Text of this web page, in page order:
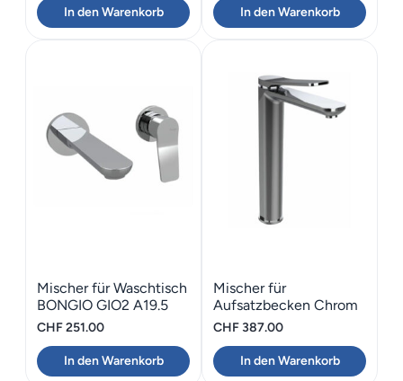
In den Warenkorb In den Warenkorb
Mischer für Waschtisch
BONGIO GIO2 A19.5
CHF251.00
In den Warenkorb
Mischer für
Aufsatzbecken Chrom
BONGIO GIO2
CHF387.00
In den Warenkorb